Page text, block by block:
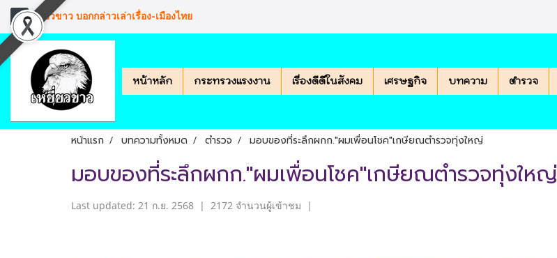
เหยียวขาว บอกกล่าวเล่าเรื่อง-เมืองไทย
หน้าหลัก กระทรวงแรงงาน เรื่องดีดีในสังคม เศรษฐกิจ บทความ ตำรวจ
หน้าแรก บทความทั้งหมด ตำรวจ มอบของที่ระลึกผกก."ผมเพื่อนโชค"เกษียณตำรวจทุ่งใหญ่
มอบของที่ระลึกผกก."ผมเพื่อนโชค"เกษียณตำรวจทุ่งใหญ่
Last updated: 21 ก.ย. 2568 | 2172 จำนวนผู้เข้าชม |